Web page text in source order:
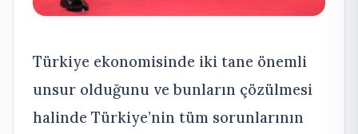
Türkiye ekonomisinde iki tane önemli
unsur olduğunu ve bunların çözülmesi
halinde Türkiye’nin tüm sorunlarının